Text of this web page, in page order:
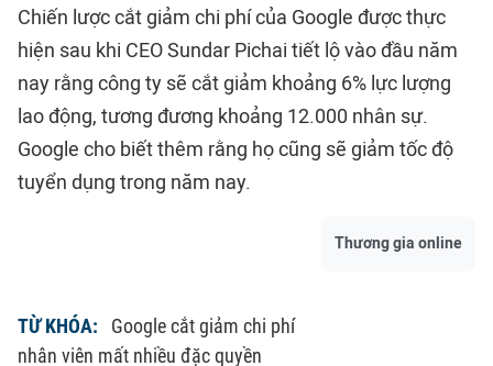
Chiến lược cắt giảm chi phí của Google được thực
hiện sau khi CEO Sundar Pichai tiết lộ vào đầu năm
nay rằng công ty sẽ cắt giảm khoảng 6% lực lượng
lao động, tương đương khoảng 12.000 nhân sự.
Google cho biết thêm rằng họ cũng sẽ giảm tốc độ
tuyển dụng trong năm nay.
Thương gia online
TỪ KHÓA:
Google cắt giảm chi phí
nhân viên mất nhiều đặc quyền